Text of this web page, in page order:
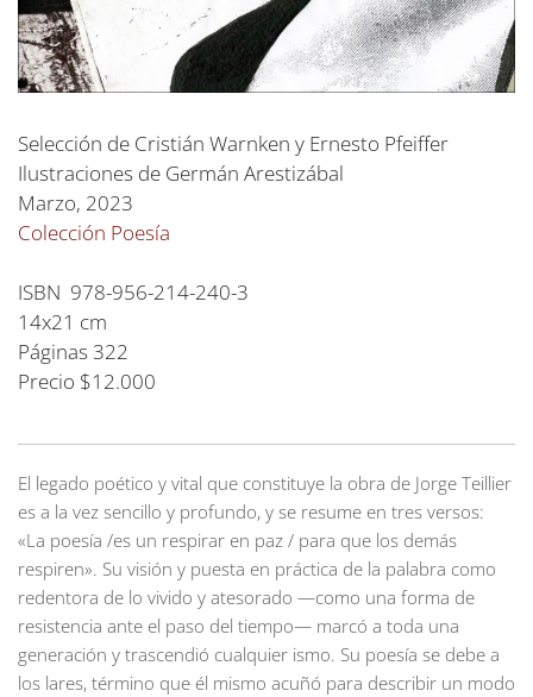
Selección de Cristián Warnken y Ernesto Pfeiffer
Ilustraciones de Germán Arestizábal
Marzo, 2023
Colección Poesía
ISBN 978-956-214-240-3
14x21 cm
Páginas 322
Precio $12.000
El legado poético y vital que constituye la obra de Jorge Teillier
es a la vez sencillo y profundo, y se resume en tres versos:
«La poesía /es un respirar en paz / para que los demás
respiren». Su visión y puesta en práctica de la palabra como
redentora de lo vivido y atesorado —como una forma de
resistencia ante el paso del tiempo— marcó a toda una
generación y trascendió cualquier ismo. Su poesía se debe a
los lares, término que él mismo acuñó para describir un modo